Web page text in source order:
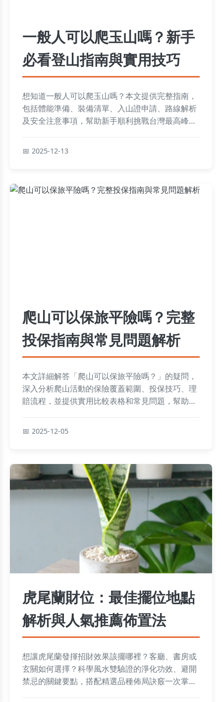
一般人可以爬玉山嗎？新手
必看登山指南與實用技巧
想知道一般人可以爬玉山嗎？本文提供完整指南，
包括體能準備、裝備清單、入山證申請、路線解析
及安全注意事項，幫助新手順利挑戰台灣最高峰。
2025-12-13
爬山可以保旅平險嗎？完整
投保指南與常見問題解析
本文詳細解答「爬山可以保旅平險嗎？」的疑問，
深入分析爬山活動的保險覆蓋範圍、投保技巧、理
賠流程，並提供實用比較表格和常見問題，幫助您
2025-12-05
虎尾蘭財位：最佳擺位地點
解析與人氣推薦佈置法
想讓虎尾蘭發揮招財效果該擺哪裡？客廳、書房或
玄關如何選擇？科學風水雙驗證的淨化功效、避開
禁忌的關鍵要點，搭配精選品種佈局訣竅一次掌